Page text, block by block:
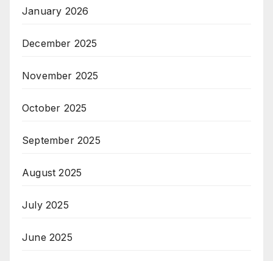
January 2026
December 2025
November 2025
October 2025
September 2025
August 2025
July 2025
June 2025